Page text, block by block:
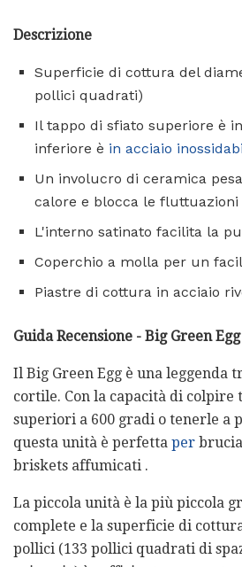
Descrizione
Superficie di cottura del
pollici quadrati)
Il tappo di sfiato superiore è
inferiore è in acciaio
Un involucro di ceramica
calore e blocca le
L'interno satinato facilita la
Coperchio a molla per un
Piastre di cottura in acciaio
Guida Recensione - Big Green
Il Big Green Egg è una leggenda
cortile. Con la capacità di colpire
superiori a 600 gradi o tenerle a
questa unità è perfetta per
briskets affumicati .
La piccola unità è la più piccola
complete e la superficie di
pollici (133 pollici quadrati di